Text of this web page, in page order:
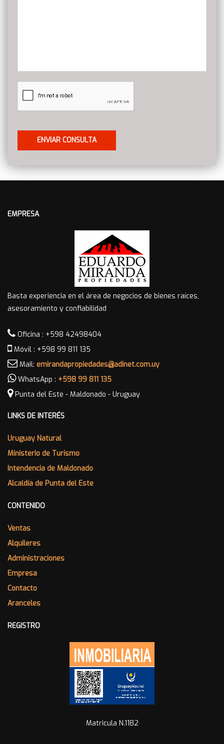
EMPRESA
Basta experiencia en el área de negocios de bienes raíces,
asesoramiento y confiabilidad
Oficina : +598 42498404
Móvil : +598 99 811 135
Mail: emirandapropiedades@adinet.com.uy
WhatsApp : +598 99 811 135
Punta del Este - Maldonado - Uruguay
LINKS DE INTERÉS
Uruguay Natural
Ministerio de Turismo
Intendencia de Maldonado
Alcaldía de Punta del Este
CONTENIDO
Ventas
Alquileres
Administraciones
Empresa
Contacto
Aranceles
REGISTRO
Matricula N.1182